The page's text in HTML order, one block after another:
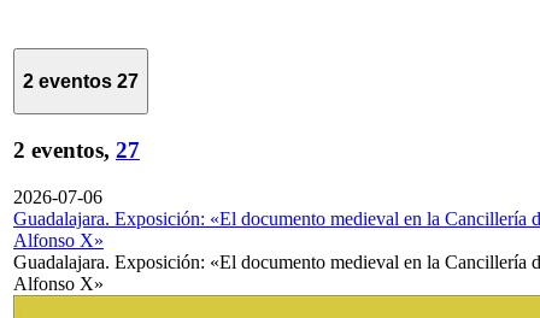
2 eventos 27
2 eventos, 27
2026-07-06
Guadalajara. Exposición: «El documento medieval en la Cancillería
Alfonso X»
Guadalajara. Exposición: «El documento medieval en la Cancillería
Alfonso X»